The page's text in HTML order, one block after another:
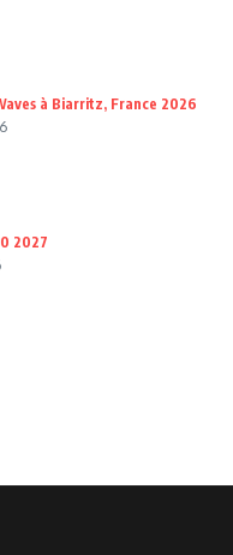
à Biarritz, France 2026
2027